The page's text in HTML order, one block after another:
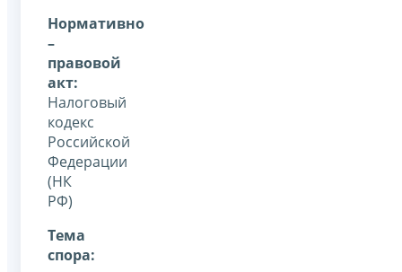
Нормативно
–
правовой
акт:
Налоговый
кодекс
Российской
Федерации
(НК
РФ)
Тема
спора: